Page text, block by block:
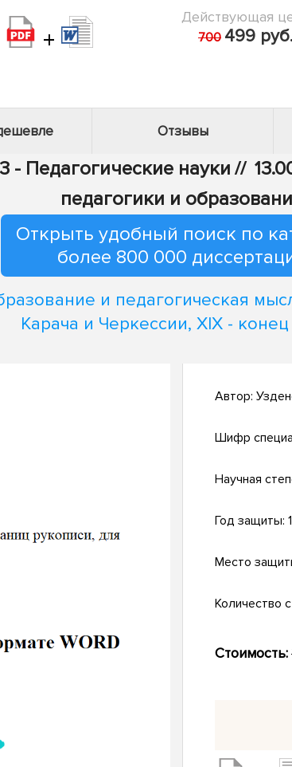
+
Действующая
700 499 руб.
Отзывы
- Педагогические науки //
педагогики и
Открыть удобный поиск по
более 800 000
и педагогическая
Карача и Черкессии, XIX - конец
Автор:
Шифр
Научная
Год защиты:
Место
Количество
Стоимость: